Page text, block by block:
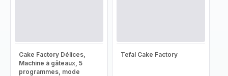
Cake Factory Délices,
Machine à gâteaux, 5
programmes, mode
Tefal Cake Factory